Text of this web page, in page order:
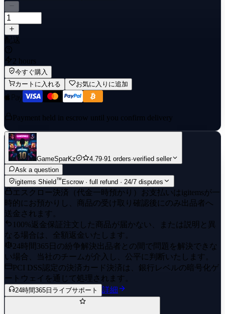
配送
2 hours
今すぐ購入
カートに入れる
お気に入りに追加
Payment held in escrow until you confirm delivery
GameSparKz 4.79·91 orders·verified seller
Ask a question
igitems Shield™ Escrow · full refund · 24/7 disputes
エスクロー決済（代金一時預かり）
お支払いはigitemsが一
時的にお預かりし、商品の受け取り確認後にのみ出品者へ
送金されます。
100%返金保証 注文した商品が届かない、または説明と異
なる場合は、全額返金いたします。
24時間365日の紛争解決出品者との間で問題を解決できな
い場合、当社のチームが介入し、公平に判断いたします。
PCI DSS認定の決済 カード決済は、銀行レベルの暗号化ゲ
ートウェイを通じて処理されます。
24時間365日ライブサポート 詳細